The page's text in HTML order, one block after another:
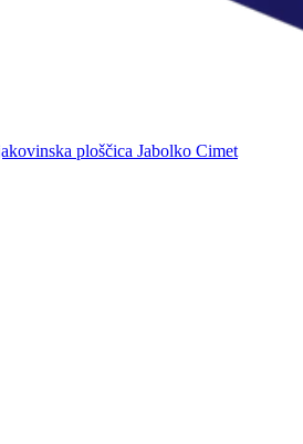
ploščica Jabolko Cimet